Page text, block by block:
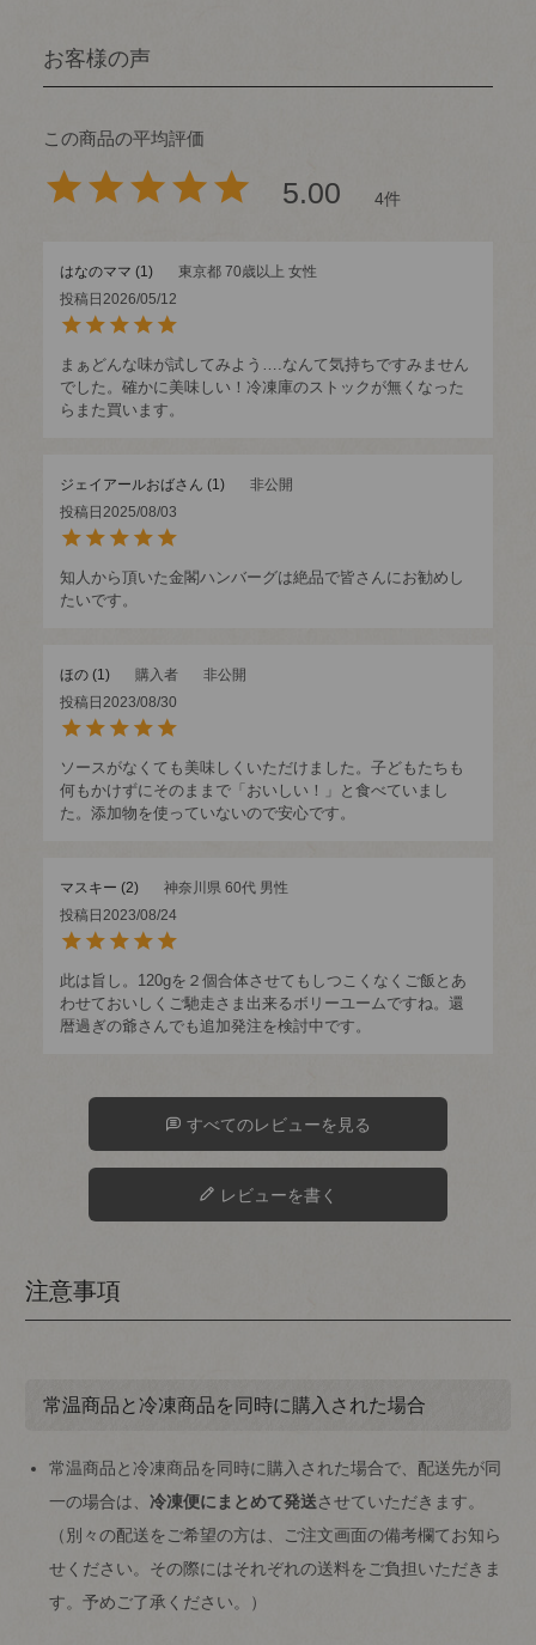
5.00 4
はなのママ 1 東京都 70歳以上 女性
投稿日2026/05/12
まぁどんな味が試してみよう….なんて気持ちですみません
でした。確かに美味しい！冷凍庫のストックが無くなった
らまた買います。
ジェイアールおばさん 1
非公開
投稿日2025/08/03
知人から頂いた金閣ハンバーグは絶品で皆さんにお勧めし
たいです。
ほの 1 購入者
非公開
投稿日2023/08/30
ソースがなくても美味しくいただけました。子どもたちも
何もかけずにそのままで「おいしい！」と食べていまし
た。添加物を使っていないので安心です。
マスキー 2 神奈川県 60代 男性
投稿日2023/08/24
此は旨し。120gを２個合体させてもしつこくなくご飯とあ
わせておいしくご馳走さま出来るボリーユームですね。還
暦過ぎの爺さんでも追加発注を検討中です。
すべてのレビューを見る
レビューを書く
注意事項
常温商品と冷凍商品を同時に購入された場合
常温商品と冷凍商品を同時に購入された場合で、配送先が同
一の場合は、冷凍便にまとめて発送させていただきます。
（別々の配送をご希望の方は、ご注文画面の備考欄てお知ら
せください。その際にはそれぞれの送料をご負担いただきま
す。予めご了承ください。）